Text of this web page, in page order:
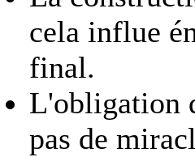
cela influe
final.
L'obligation
pas de